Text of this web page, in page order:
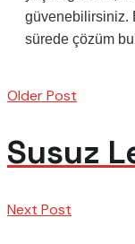
güvenebilirsiniz.
sürede çözüm
Older Post
Susuz
Next Post